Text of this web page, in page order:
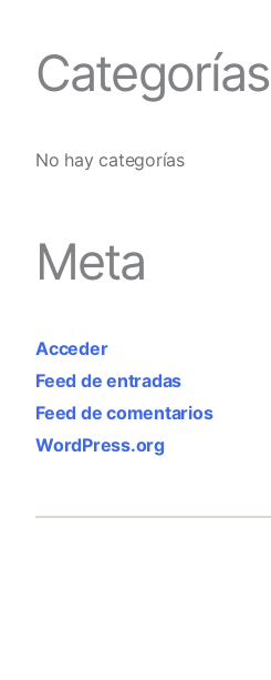
Categorías
No hay categorías
Meta
Acceder
Feed de entradas
Feed de comentarios
WordPress.org